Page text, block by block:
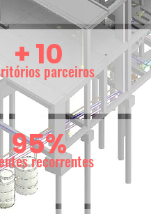
+ 10parceiros
95%
recorrentes